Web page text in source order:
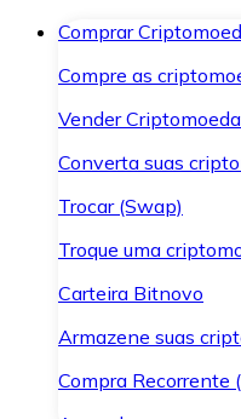
Comprar
Compre as
Vender
Converta suas
Trocar (Swap)
Troque uma
Carteira Bitnovo
Armazene suas
Compra Recorrente